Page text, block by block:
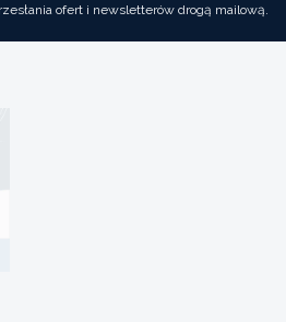
ofert i newsletterów drogą mailową.